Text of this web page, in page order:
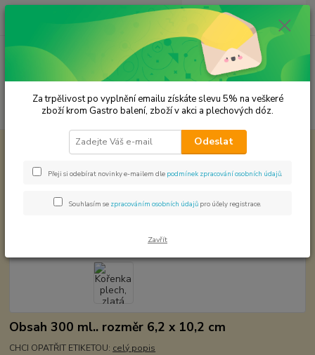
Menu
Hledat
ks
za 0,00 Kč
Plechové dózy - kořenky
Kořenka plech, zlatá 0,952019,33
VÝPRODEJ
Obsah 300 ml.. rozměr 6,2 x 10,2 cm
CHCI OPATŘIT ETIKETOU: celý popis
Za trpělivost po vyplnění emailu získáte slevu 5% na veškeré
zboží krom Gastro balení, zboží v akci a plechových dóz.
Odeslat
Přeji si odebírat novinky e-mailem dle podmínek zpracování osobních údajů
Souhlasím se zpracováním osobních údajů pro účely registrace.
Zavřít